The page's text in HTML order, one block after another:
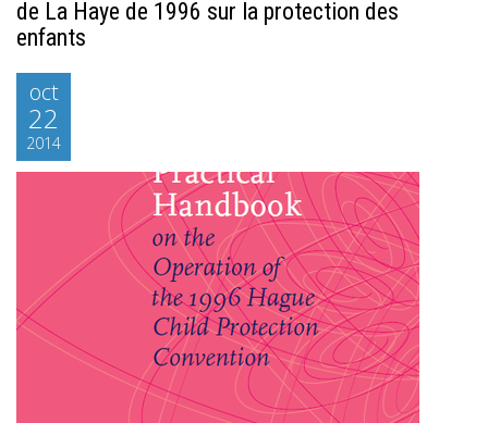
de La Haye de 1996 sur la protection des
enfants
oct
22
2014